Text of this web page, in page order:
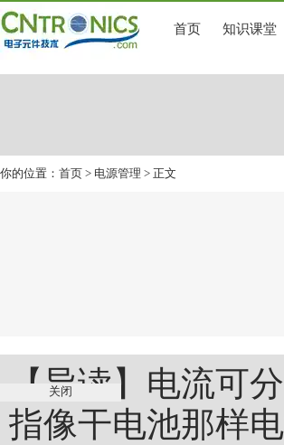
首页 知识课堂
你的位置： 首页 > 电源管理 > 正文
【导读】电流可
指像干电池那样
关闭